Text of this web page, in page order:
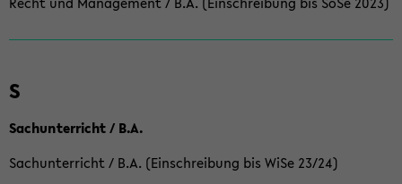
S
Sachunterricht / B.A.
Sachunterricht / B.A. (Einschreibung bis WiSe 23/24)